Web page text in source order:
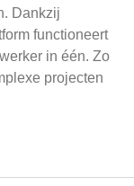
Dankzij
functioneert
in één. Zo
projecten